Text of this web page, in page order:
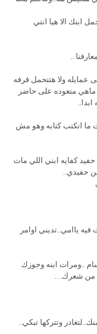
الا هيا انتي
..
ولا هتتحمل قرفه
ماهي متعوده على حاضر
اتكتب كتابه وهو مش
كفايه ابني اللي مات
حفيدي..
ياامي..تديني اوامر
..ومرات ابنه وجوزك
من شعرك…
وتتركها تبكي..